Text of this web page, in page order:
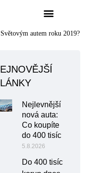
autem roku 2019?
Nejlevnější
nová auta:
Co koupíte
do 400 tisíc
5.8.2026
Do 400 tisíc